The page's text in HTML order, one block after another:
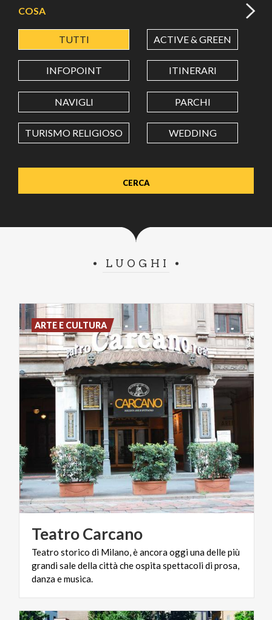
LATITUDINE
LONGITUDINE
Value in decimal degrees. Use dot (.) as decimal separator.
COSA
TUTTI ACTIVE & GREEN
INFOPOINT ITINERARI
NAVIGLI PARCHI
TURISMO RELIGIOSO WEDDING
LUOGHI
TeatroCarcano
Teatro storico di Milano, è ancora oggi una delle più
grandi sale della città che ospita spettacoli di prosa,
danza e musica.
ARTE E CULTURA